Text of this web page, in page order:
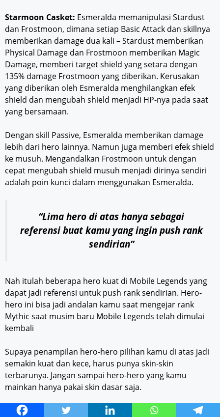
Starmoon Casket: Esmeralda memanipulasi Stardust
dan Frostmoon, dimana setiap Basic Attack dan skillnya
memberikan damage dua kali – Stardust memberikan
Physical Damage dan Frostmoon memberikan Magic
Damage, memberi target shield yang setara dengan
135% damage Frostmoon yang diberikan. Kerusakan
yang diberikan oleh Esmeralda menghilangkan efek
shield dan mengubah shield menjadi HP-nya pada saat
yang bersamaan.
Dengan skill Passive, Esmeralda memberikan damage
lebih dari hero lainnya. Namun juga memberi efek shield
ke musuh. Mengandalkan Frostmoon untuk dengan
cepat mengubah shield musuh menjadi dirinya sendiri
adalah poin kunci dalam menggunakan Esmeralda.
“Lima hero di atas hanya sebagai
referensi buat kamu yang ingin push rank
sendirian”
Nah itulah beberapa hero kuat di Mobile Legends yang
dapat jadi referensi untuk push rank sendirian. Hero-
hero ini bisa jadi andalan kamu saat mengejar rank
Mythic saat musim baru Mobile Legends telah dimulai
kembali
Supaya penampilan hero-hero pilihan kamu di atas jadi
semakin kuat dan kece, harus punya skin-skin
terbarunya. Jangan sampai hero-hero yang kamu
mainkan hanya pakai skin dasar saja.
Biar kelihatan keren, untuk membelinya kamu bisa top